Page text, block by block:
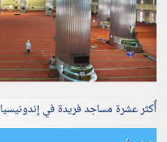
أٌكثر عشرة مساجد فريدة في إندونيسيا